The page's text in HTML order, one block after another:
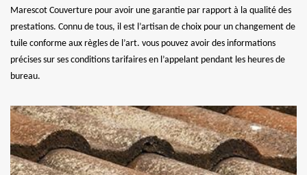
Marescot Couverture pour avoir une garantie par rapport à la qualité des
prestations. Connu de tous, il est l’artisan de choix pour un changement de
tuile conforme aux règles de l’art. vous pouvez avoir des informations
précises sur ses conditions tarifaires en l’appelant pendant les heures de
bureau.